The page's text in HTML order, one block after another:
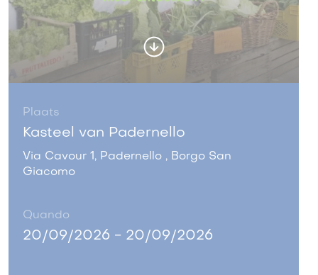
Plaats
Kasteel van Padernello
Via Cavour 1, Padernello , Borgo San
Giacomo
Quando
20/09/2026 - 20/09/2026